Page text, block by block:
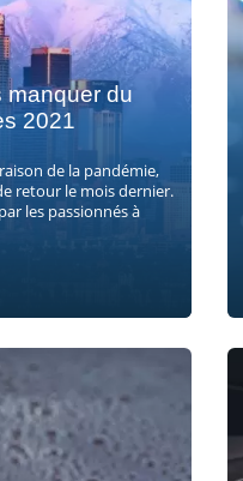
manquer du
2021
de la pandémie,
retour le mois dernier.
les passionnés à